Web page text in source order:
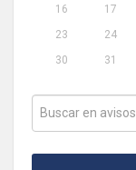
16
17
23
24
30
31